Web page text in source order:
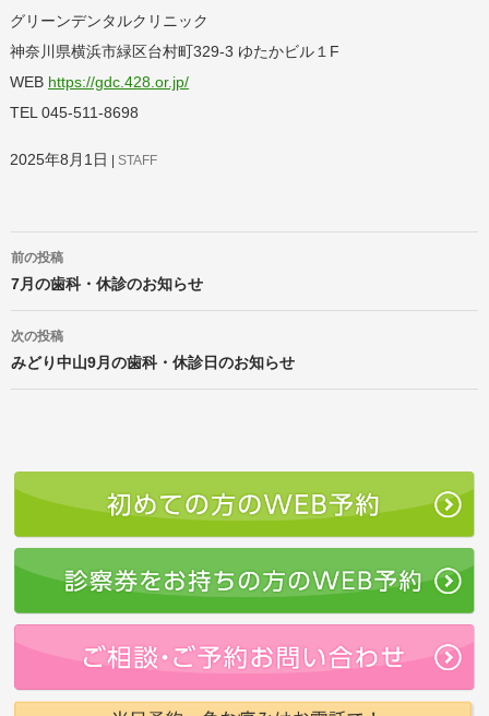
グリーンデンタルクリニック
神奈川県横浜市緑区台村町329-3 ゆたかビル１F
WEB https://gdc.428.or.jp/
TEL 045-511-8698
2025年8月1日 STAFF
稿
ナ
ー
シ
ョ
前の投稿
7月の歯科・休診のお知らせ
次の投稿
みどり中山9月の歯科・休診日のお知らせ